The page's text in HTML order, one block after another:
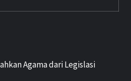
Agama dari Legislasi